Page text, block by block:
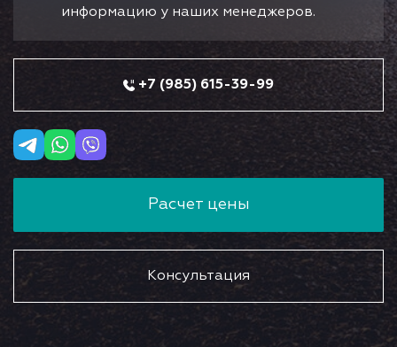
информацию у наших менеджеров.
+7 (985) 615-39-99
Расчет цены
Консультация